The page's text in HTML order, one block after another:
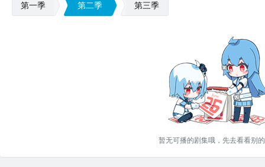
第一季 第二季 第三季
暂无可播的剧集哦，先去看看别